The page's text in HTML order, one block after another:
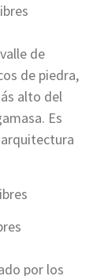
de
de piedra,
alto del
Es
por los